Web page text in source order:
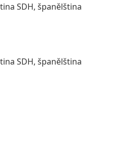
SDH, španělština
SDH, španělština